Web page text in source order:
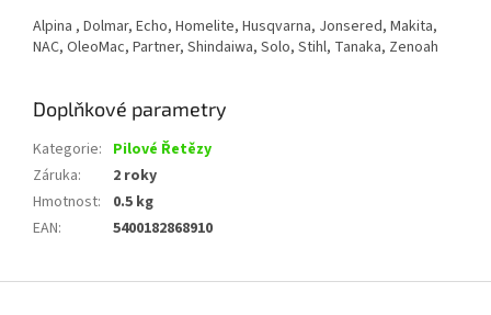
Alpina , Dolmar, Echo, Homelite, Husqvarna, Jonsered, Makita,
NAC, OleoMac, Partner, Shindaiwa, Solo, Stihl, Tanaka, Zenoah
Doplňkové parametry
Kategorie: Pilové Řetězy
Záruka:
2 roky
Hmotnost:
0.5 kg
EAN: 5400182868910